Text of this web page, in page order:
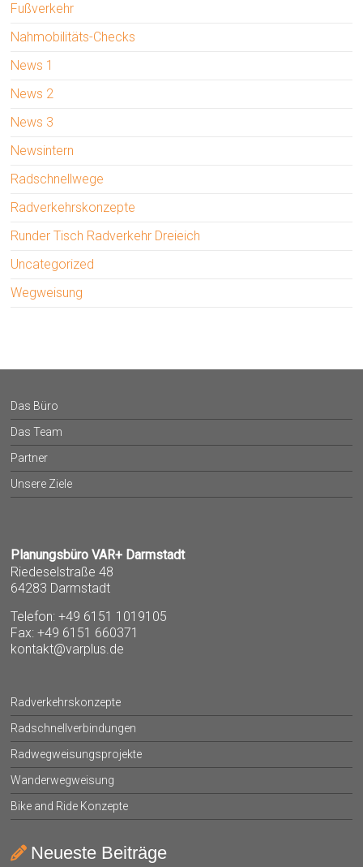
Fußverkehr
Nahmobilitäts-Checks
News 1
News 2
News 3
Newsintern
Radschnellwege
Radverkehrskonzepte
Runder Tisch Radverkehr Dreieich
Uncategorized
Wegweisung
Das Büro
Das Team
Partner
Unsere Ziele
Planungsbüro VAR+ Darmstadt
Riedeselstraße 48
64283 Darmstadt
Telefon: +49 6151 1019105
Fax: +49 6151 660371
kontakt@varplus.de
Radverkehrskonzepte
Radschnellverbindungen
Radwegweisungsprojekte
Wanderwegweisung
Bike and Ride Konzepte
Neueste Beiträge